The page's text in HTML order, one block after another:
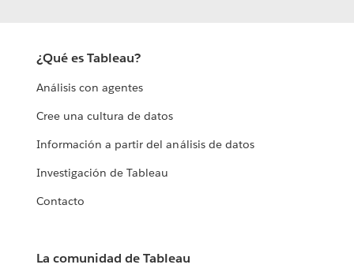
¿Qué es Tableau?
Análisis con agentes
Cree una cultura de datos
Información a partir del análisis de datos
Investigación de Tableau
Contacto
La comunidad de Tableau